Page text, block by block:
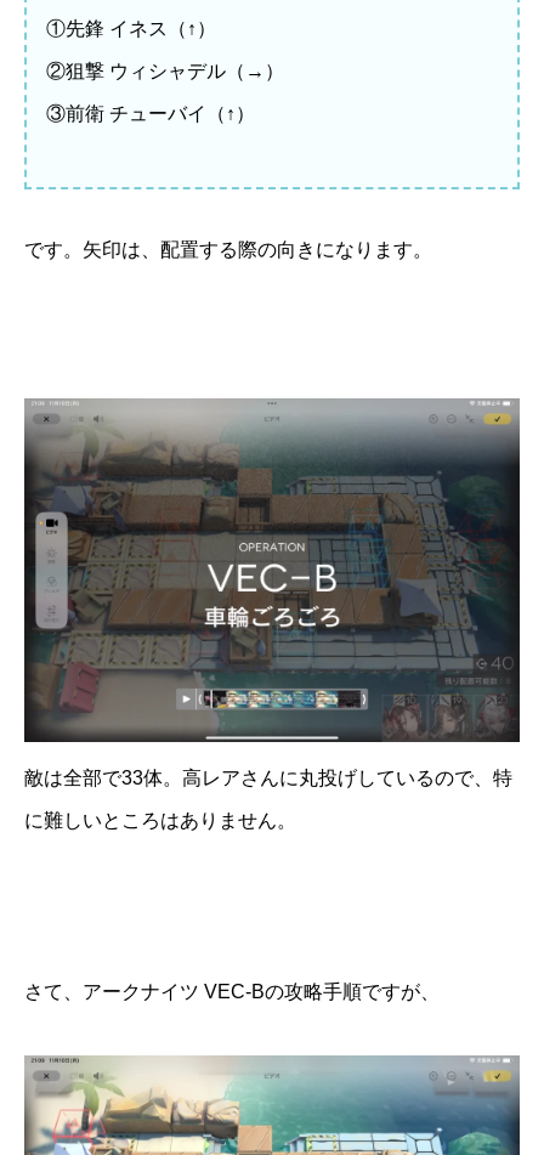
①先鋒 イネス（↑）
②狙撃 ウィシャデル（→）
③前衛 チューバイ（↑）
です。矢印は、配置する際の向きになります。
敵は全部で33体。高レアさんに丸投げしているので、特
に難しいところはありません。
さて、アークナイツ VEC-Bの攻略手順ですが、